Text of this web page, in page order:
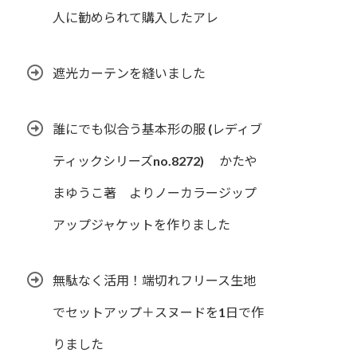
人に勧められて購入したアレ
遮光カーテンを縫いました
誰にでも似合う基本形の服 (レディブ
ティックシリーズno.8272) かたや
まゆうこ著 よりノーカラージップ
アップジャケットを作りました
無駄なく活用！端切れフリース生地
でセットアップ＋スヌードを1日で作
りました